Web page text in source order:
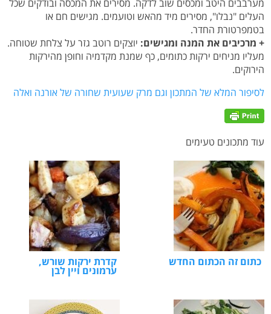
מערבבים היטב ומכסים שוב לדקה. מסירים את המכסה ובודקים שכל
העלים "נבלו", מסירים מיד מהאש וטועמים. מגישים חם או
בטמפרטורת החדר.
+ מרכיבים את המנה ומגישים: יוצקים רוטב גזר על צלחת שטוחה.
מעליו מניחים ירקות כתומים, כף שמנת מקדמיה וחופן מהירקות
הירוקים.
לסיפור המלא של המתכון וגם מרק שעועית שחורה של אורנה ואלה
עוד מתכונים טעימים
כתום זה הכתום החדש קדרת ירקות שורש,
ערמונים ויין לבן